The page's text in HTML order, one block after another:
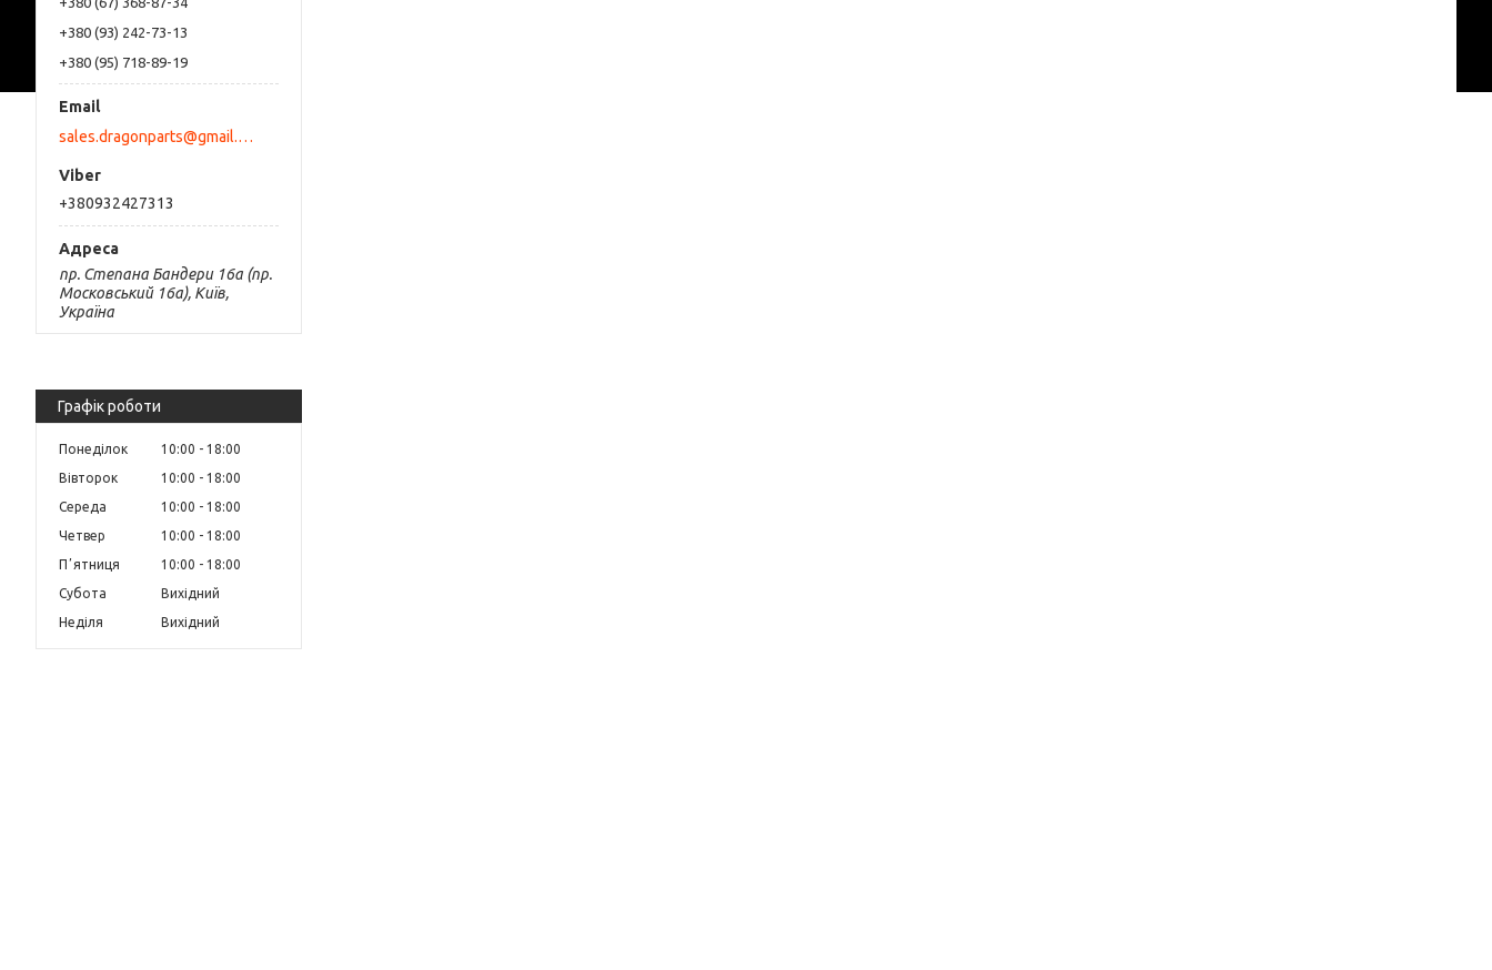
+380 (93) 242-73-13
+380 (95) 718-89-19
sales.dragonparts@gmail.com
+380932427313
пр. Степана Бандери 16а (пр.
Московський 16а), Київ,
Україна
Графік роботи
Понеділок 10:00
18:00
Вівторок
10:00
18:00
Середа
10:00
18:00
Четвер
10:00
18:00
Пʼятниця
10:00
18:00
Субота
Вихідний
Неділя
Вихідний